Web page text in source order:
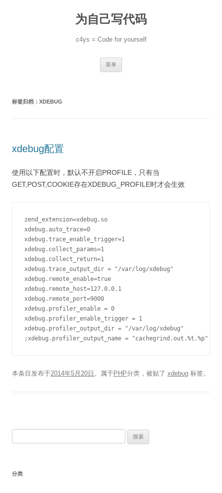
为自己写代码
c4ys = Code for yourself
菜单
标签归档： XDEBUG
xdebug配置
使用以下配置时，默认不开启PROFILE，只有当
GET,POST,COOKIE存在XDEBUG_PROFILE时才会生效
zend_extension=xdebug.so
xdebug.auto_trace=0
xdebug.trace_enable_trigger=1
xdebug.collect_params=1
xdebug.collect_return=1
xdebug.trace_output_dir = "/var/log/xdebug"
xdebug.remote_enable=true
xdebug.remote_host=127.0.0.1
xdebug.remote_port=9000
xdebug.profiler_enable = 0
xdebug.profiler_enable_trigger = 1
xdebug.profiler_output_dir = "/var/log/xdebug"
本条目发布于2014年5月20日 。属于PHP分类，被贴了 xdebug 标签。
分类